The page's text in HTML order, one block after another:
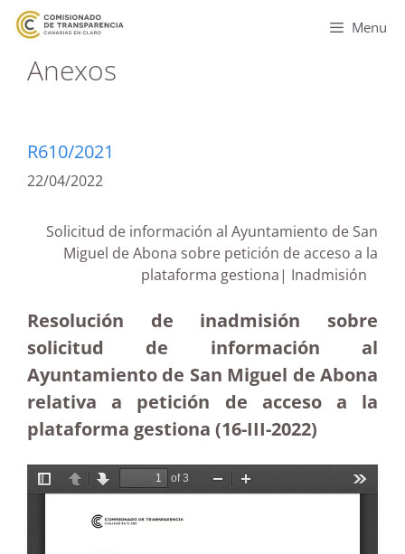
Menu
Anexos
R610/2021
22/04/2022
Solicitud de información al Ayuntamiento de San
Miguel de Abona sobre petición de acceso a la
plataforma gestiona| Inadmisión
Resolución de inadmisión sobre
solicitud de información al
Ayuntamiento de San Miguel de Abona
relativa a petición de acceso a la
plataforma gestiona (16-III-2022)